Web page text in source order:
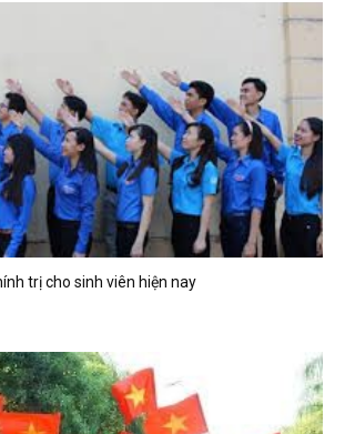
trị cho sinh viên hiện nay